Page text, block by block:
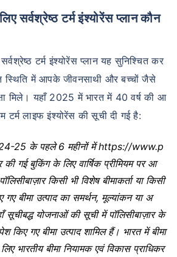
टर्म इंश्योरेंस प्लान यह सुनिश्चित कर
स्थिति में आपके जीवनसाथी और बच्चों जैसे
मिले। यहाँ 2025 में भारत में 40 वर्ष की आ
टर्म लाइफ इंश्योरेंस की सूची दी गई है:
24-25 के पहले 6 महीनों में https://www.p
गई बुकिंग के लिए वार्षिक प्रीमियम पर आ
किसी भी विशेष बीमाकर्ता या किसी
गए बीमा उत्पाद का समर्थन, मूल्यांकन या अ
सूचीबद्ध योजनाओं की सूची में पॉलिसीबाज़ार के
पेश किए गए बीमा उत्पाद शामिल हैं। भारत में बीमा
भारतीय बीमा नियामक एवं विकास प्राधिकर